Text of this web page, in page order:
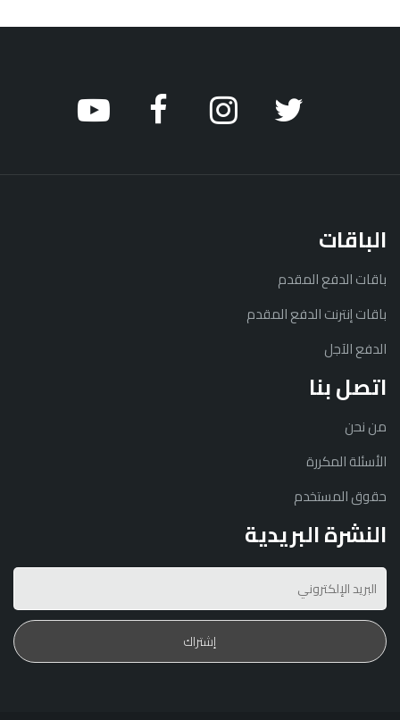
الباقات
باقات الدفع المقدم
باقات إنترنت الدفع المقدم
الدفع الآجل
اتصل بنا
من نحن
الأسئلة المكررة
حقوق المستخدم
النشرة البريدية